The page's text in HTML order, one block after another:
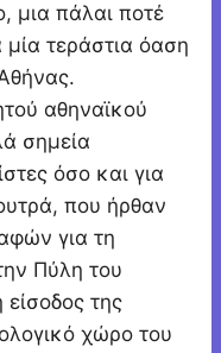
μια πάλαι ποτέ
μία τεράστια όαση
αθηναϊκού
σημεία
όσο και για
που ήρθαν
για τη
Πύλη του
της
χώρο του